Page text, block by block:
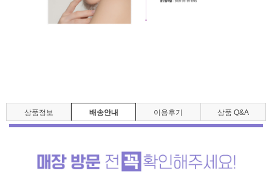
상품정보 배송안내 이용후기 상품 Q&A